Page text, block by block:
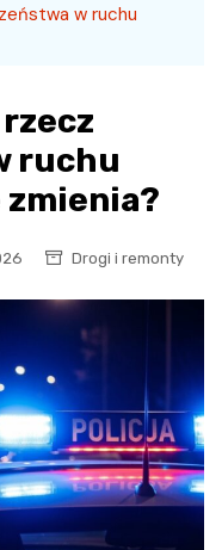
w ruchu
ruchu
zmienia?
Drogi i remonty